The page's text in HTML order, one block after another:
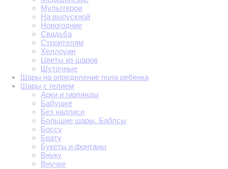
Мультгерои
На выпускной
Новогодние
Свадьба
Строителям
Хеллоуин
Цветы из шаров
Шуточные
Шары на определение пола ребенка
Шары с гелием
Арки и гирлянды
Бабушке
Без надписи
Большие шары. Баблсы
Боссу
Брату
Букеты и фонтаны
Внуку
Внучке